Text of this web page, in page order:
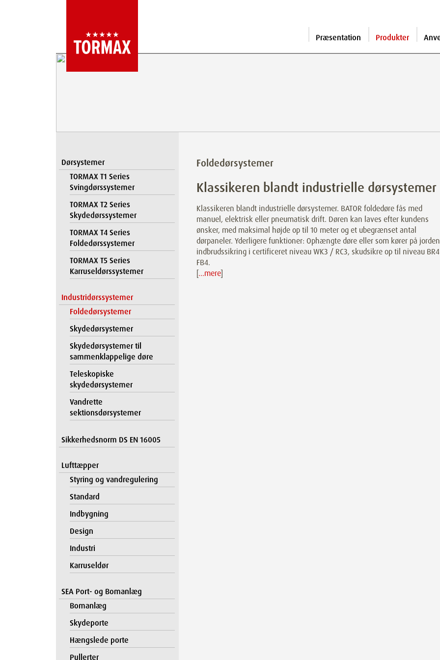
Præsentation Produkter
Dørsystemer
TORMAX T1 Series
Svingdørssystemer
TORMAX T2 Series
Skydedørssystemer
TORMAX T4 Series
Foldedørssystemer
TORMAX T5 Series
Karruseldørssystemer
Industridørssystemer
Foldedørsystemer
Skydedørsystemer
Skydedørsystemer til
sammenklappelige døre
Teleskopiske
skydedørsystemer
Vandrette
sektionsdørsystemer
Sikkerhedsnorm DS EN 16005
Lufttæpper
Styring og vandregulering
Standard
Indbygning
Design
Industri
Karruseldør
SEA Port- og Bomanlæg
Bomanlæg
Skydeporte
Hængslede porte
Pullerter
Foldedørsystemer
Klassikeren blandt industrielle dørsystemer
Klassikeren blandt industrielle dørsystemer. BATOR foldedøre fås med
manuel, elektrisk eller pneumatisk drift. Døren kan laves efter kundens
ønsker, med maksimal højde op til 10 meter og et ubegrænset antal
dørpaneler. Yderligere funktioner: Ophængte døre eller som kører på
indbrudssikring i certificeret niveau WK3 / RC3, skudsikre op til niveau
FB4.
[…mere]